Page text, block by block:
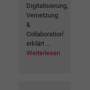
Digitalisierung,
Vernetzung
&
Collaboration"
erklärt ...
Weiterlesen